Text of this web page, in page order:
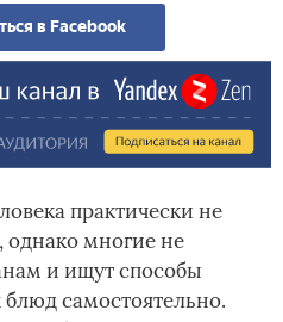
в Facebook
практически не
однако многие не
и ищут способы
самостоятельно.